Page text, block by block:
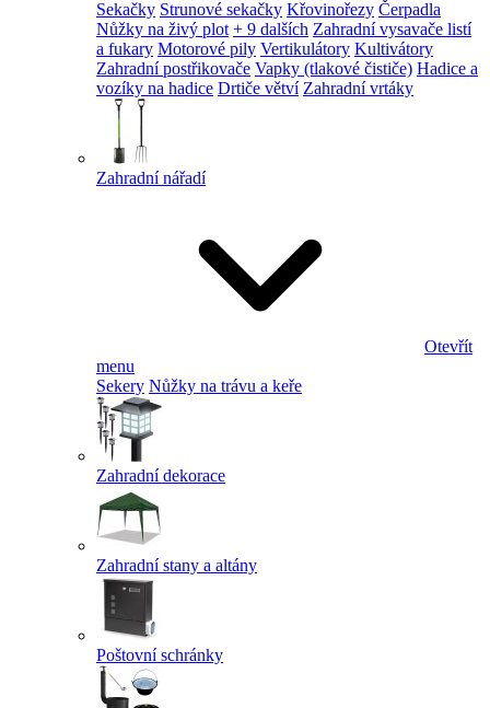
Sekačky Strunové sekačky Křovinořezy Čerpadla
Nůžky na živý plot + 9 dalších Zahradní vysavače listí
a fukary Motorové pily Vertikulátory Kultivátory
Zahradní postřikovače Vapky (tlakové čističe) Hadice a
vozíky na hadice Drtiče větví Zahradní vrtáky
Zahradní nářadí
Otevřít
menu
Sekery Nůžky na trávu a keře
Zahradní dekorace
Zahradní stany a altány
Poštovní schránky